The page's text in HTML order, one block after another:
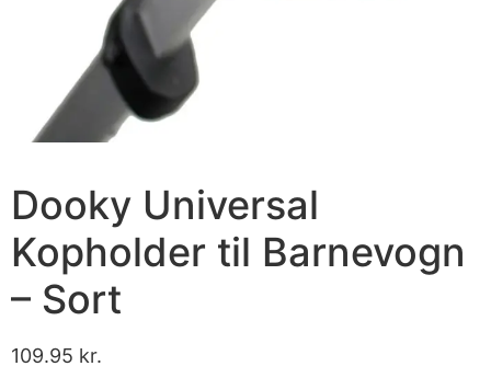
Dooky Universal
Kopholder til Barnevogn
– Sort
109.95 kr.